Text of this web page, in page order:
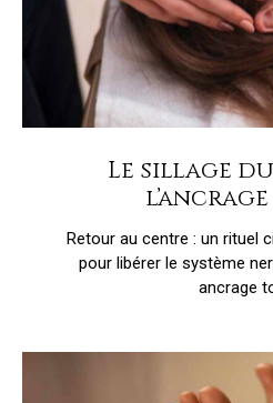
Le sillage
Retour au centre : un rituel
pour libérer le système
ancrage